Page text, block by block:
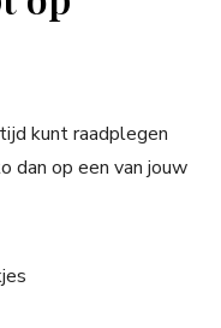
kunt raadplegen
dan op een van jouw